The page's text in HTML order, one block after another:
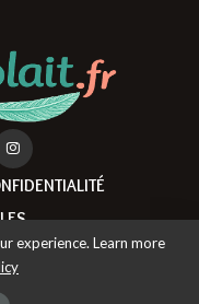
experience. Learn more